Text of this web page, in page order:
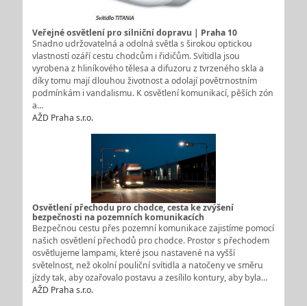
Veřejné osvětlení pro silniční dopravu | Praha 10
Snadno udržovatelná a odolná světla s širokou optickou
vlastností ozáří cestu chodcům i řidičům. Svítidla jsou
vyrobena z hliníkového tělesa a difuzoru z tvrzeného skla a
díky tomu mají dlouhou životnost a odolají povětrnostním
podmínkám i vandalismu. K osvětlení komunikací, pěších zón
a…
AŽD Praha s.r.o.
Osvětlení přechodu pro chodce, cesta ke zvýšení
bezpečnosti na pozemních komunikacích
Bezpečnou cestu přes pozemní komunikace zajistíme pomocí
našich osvětlení přechodů pro chodce. Prostor s přechodem
osvětlujeme lampami, které jsou nastavené na vyšší
světelnost, než okolní pouliční svítidla a natočeny ve směru
jízdy tak, aby ozařovalo postavu a zesílilo kontury, aby byla…
AŽD Praha s.r.o.